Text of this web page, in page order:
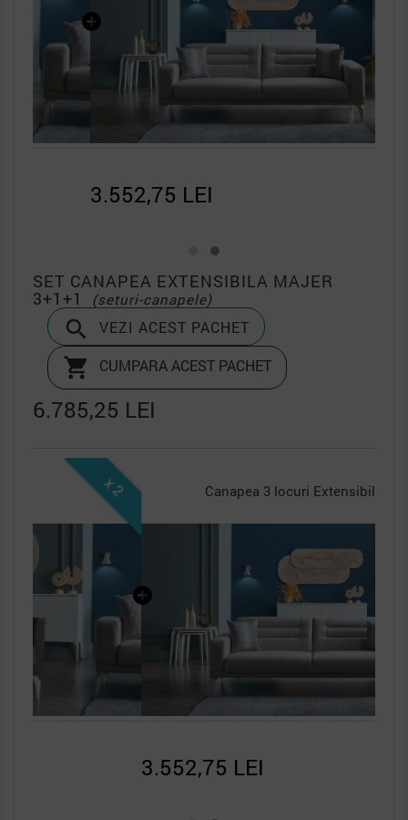
3.552,75 LEI
SET CANAPEA EXTENSIBILA MAJER
3+1+1 (seturi-canapele)
 VEZI ACEST PACHET
 CUMPARA ACEST PACHET
6.785,25 LEI
Canapea 3 locuri Extensibila Majer
3.552,75 LEI